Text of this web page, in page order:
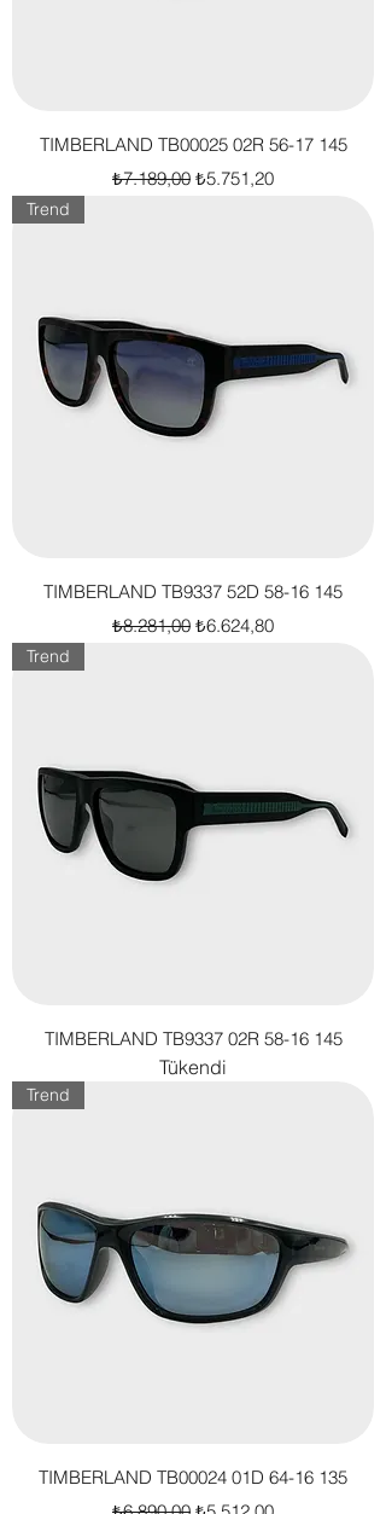
TIMBERLAND TB00025 02R 56-17 145
Normal Fiyat
₺7.189,00 İndirimli Fiyat
₺5.751,20
Trend
TIMBERLAND TB9337 52D 58-16 145
Normal Fiyat
₺8.281,00 İndirimli Fiyat
₺6.624,80
Trend
TIMBERLAND TB9337 02R 58-16 145
Tükendi
Trend
TIMBERLAND TB00024 01D 64-16 135
Normal Fiyatİndirimli Fiyat